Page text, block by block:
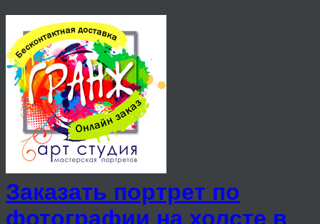
Заказать портрет по
фотографии на холсте в